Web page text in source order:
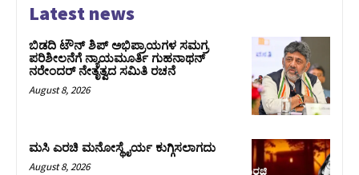
Latest news
ಬಿಡದಿ ಟೌನ್ ಶಿಪ್ ಅಭಿಪ್ರಾಯಗಳ ಸಮಗ್ರ
ಪರಿಶೀಲನೆಗೆ ನ್ಯಾಯಮೂರ್ತಿ ಗುಹನಾಥನ್
ನರೇಂದರ್ ನೇತೃತ್ವದ ಸಮಿತಿ ರಚನೆ
August 8, 2026
ಮಸಿ ಎರಚಿ ಮನೋಸ್ಥೈರ್ಯ ಕುಗ್ಗಿಸಲಾಗದು
August 8, 2026